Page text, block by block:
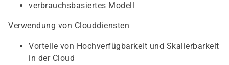
verbrauchsbasiertes Modell
Verwendung von Clouddiensten
Vorteile von Hochverfügbarkeit und Skalierbarkeit
in der Cloud